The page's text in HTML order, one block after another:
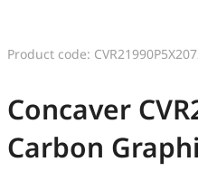
Product code:
Concaver
Carbon